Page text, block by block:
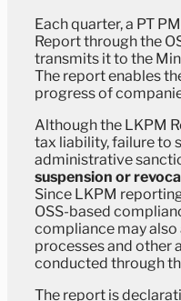
Each quarter, a PT
Report through the
transmits it to the
The report enables
progress of
Although the LKPM
tax liability, failure to
administrative
suspension or
Since LKPM
OSS-based
compliance may
processes and other
conducted through
The report is